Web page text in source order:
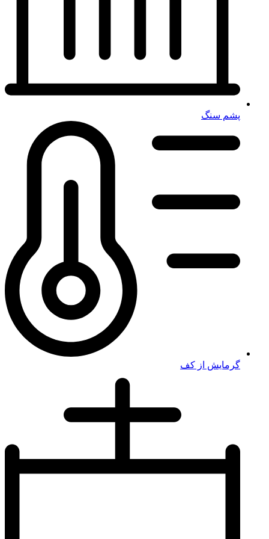
پشم سنگ
گرمایش از کف